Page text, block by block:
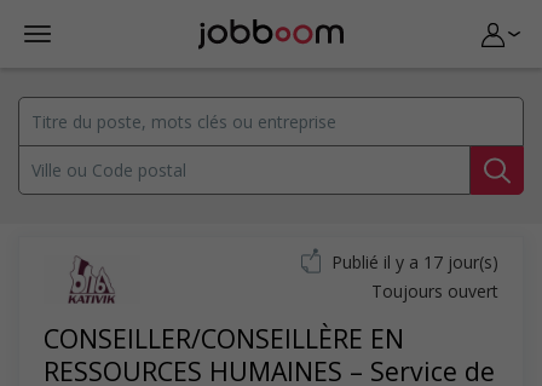
CONSEILLER/CONSEILLÈRE EN
RESSOURCES HUMAINES – Service de
Publié il y a 17 jour(s)
Toujours ouvert